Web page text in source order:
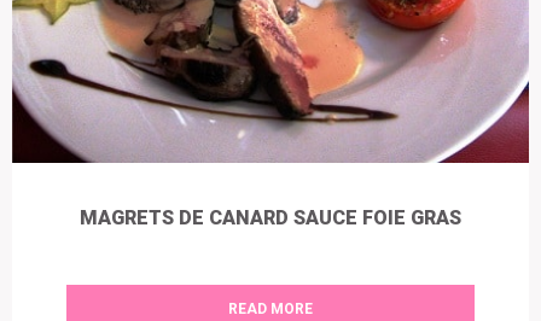
MAGRETS DE CANARD SAUCE FOIE GRAS
READ MORE